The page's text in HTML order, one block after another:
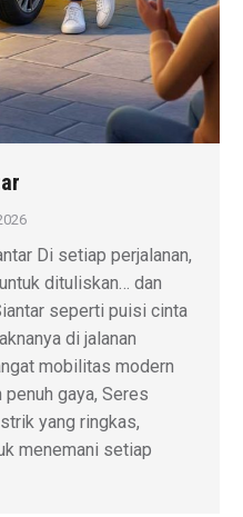
Di setiap perjalanan,
dituliskan… dan
seperti puisi cinta
di jalanan
mobilitas modern
penuh gaya, Seres
yang ringkas,
menemani setiap